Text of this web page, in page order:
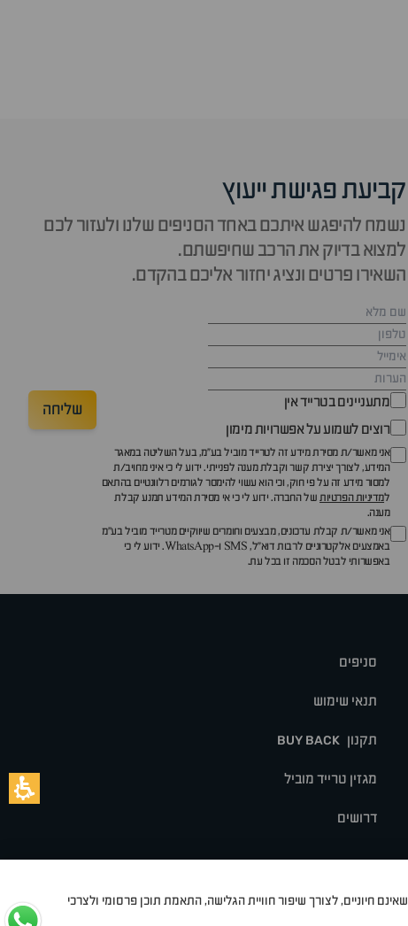
קביעת פגישת ייעוץ
נשמח להיפגש איתכם באחד הסניפים שלנו ולעזור לכם
למצוא בדיוק את הרכב שחיפשתם.
השאירו פרטים ונציג יחזור אליכם בהקדם.
מתעניינים בטרייד אין
רוצים לשמוע על אפשרויות מימון
אני מאשר/ת מסירת מידע זה לטרייד מוביל בע"מ, בעל השליטה במאגר
המידע, לצורך יצירת קשר וקבלת מענה לפנייתי. ידוע לי כי איני מחויב/ת
למסור מידע זה על פי חוק, וכי הוא עשוי להימסר לגורמים רלוונטיים בהתאם
למדיניות הפרטיותשל החברה. ידוע לי כי אי מסירת המידע תמנע קבלת
מענה.
אני מאשר/ת קבלת עדכונים, מבצעים וחומרים שיווקיים מטרייד מוביל בע"מ
באמצעים אלקטרוניים לרבות דוא״ל, SMS ו-WhatsApp. ידוע לי כי
באפשרותי לבטל הסכמה זו בכל עת.
שליחה
סניפים
תנאי שימוש
תקנון BUY BACK
מגזין טרייד מוביל
דרושים
שאינם חיוניים, לצורך שיפור חוויית הגלישה, התאמת תוכן פרסומי ולצרכי